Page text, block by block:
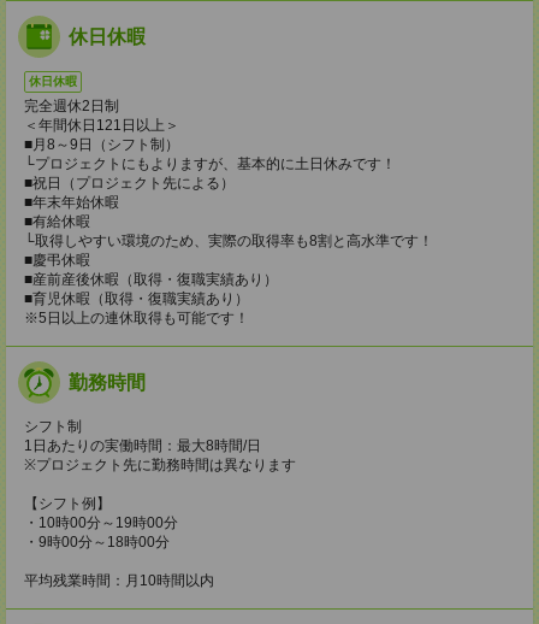
休日休暇
休日休暇
完全週休2日制
＜年間休日121日以上＞
■月8～9日（シフト制）
└プロジェクトにもよりますが、基本的に土日休みです！
■祝日（プロジェクト先による）
■年末年始休暇
■有給休暇
└取得しやすい環境のため、実際の取得率も8割と高水準です！
■慶弔休暇
■産前産後休暇（取得・復職実績あり）
■育児休暇（取得・復職実績あり）
※5日以上の連休取得も可能です！
勤務時間
シフト制
1日あたりの実働時間：最大8時間/日
※プロジェクト先に勤務時間は異なります
【シフト例】
・10時00分～19時00分
・9時00分～18時00分
平均残業時間：月10時間以内